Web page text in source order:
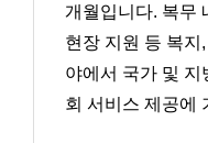
개월입니다. 복무
현장 지원 등 복지
야에서 국가 및
회 서비스 제공에